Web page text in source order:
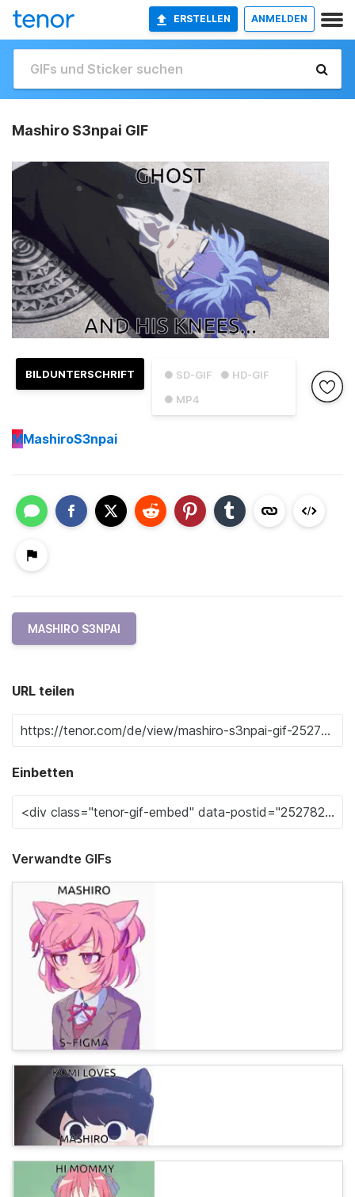
ERSTELLEN ANMELDEN
Mashiro S3npai GIF
● SD-GIF
● HD-GIF
● MP4
BILDUNTERSCHRIFT
MMashiroS3npai
MASHIRO S3NPAI
URL teilen
Einbetten
Verwandte GIFs